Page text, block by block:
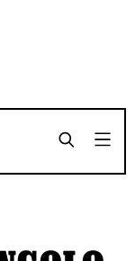
SHARE
SHARE